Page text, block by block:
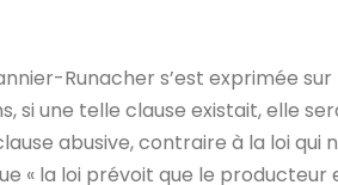
Runacher s’est exprimée sur
si une telle clause existait, elle
abusive, contraire à la loi qui
« la loi prévoit que le producteur